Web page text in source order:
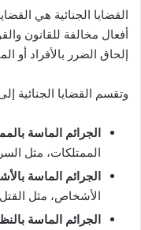
القضايا الجنائية هي
أفعال مخالفة للقانون
إلحاق الضرر بالأفراد أو
وتقسم القضايا الجنائية
الجرائم الماسة
الممتلكات، مثل
الجرائم الماسة
الأشخاص، مثل
الجرائم الماسة